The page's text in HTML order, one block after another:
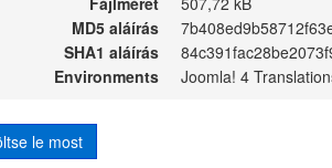
MD5 aláírás
SHA1 aláírás
Environments
Joomla! 4
le most